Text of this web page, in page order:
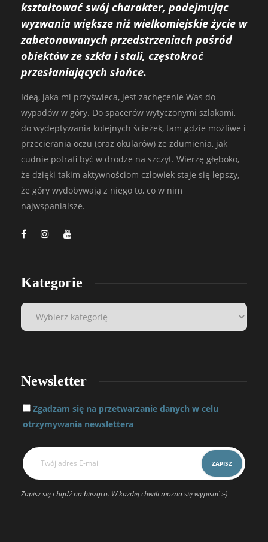
kształtować swój charakter, podejmując
wyzwania większe niż wielkomiejskie życie w
zabetonowanych przedstrzeniach pośród
obiektów ze szkła i stali, częstokroć
przesłaniających słońce.
Ideą, jaka mi przyświeca, jest zachęcenie Was do
wypadów w góry. Do spacerów wytyczonymi szlakami,
do wydeptywania kolejnych ścieżek, tam gdzie możliwe i
przecierania oczu (oraz okularów) ze zdumienia, jak
cudnie potrafi być w drodze na szczyt. Wierzę głęboko,
że dzięki takim aktywnościom człowiek staje się lepszy,
że góry wydobywają z niego to, co w nim
najwspanialsze.
Kategorie
Newsletter
Zgadzam się na przetwarzanie danych w celu
otrzymywania newslettera
Zapisz się i bądź na bieżąco. W każdej chwili można się wypisać :-)